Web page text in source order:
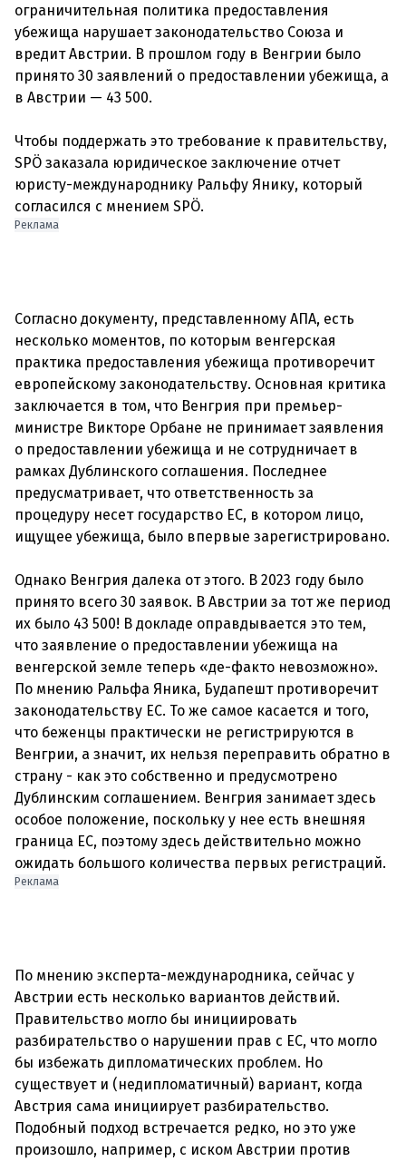
ограничительная политика предоставления
убежища нарушает законодательство Союза и
вредит Австрии. В прошлом году в Венгрии было
принято 30 заявлений о предоставлении убежища, а
в Австрии — 43 500.
Чтобы поддержать это требование к правительству,
SPÖ заказала юридическое заключение отчет
юристу-международнику Ральфу Янику, который
Реклама
Согласно документу, представленному АПА, есть
несколько моментов, по которым венгерская
практика предоставления убежища противоречит
европейскому законодательству. Основная критика
заключается в том, что Венгрия при премьер-
министре Викторе Орбане не принимает заявления
о предоставлении убежища и не сотрудничает в
рамках Дублинского соглашения. Последнее
предусматривает, что ответственность за
процедуру несет государство ЕС, в котором лицо,
ищущее убежища, было впервые зарегистрировано.
Однако Венгрия далека от этого. В 2023 году было
принято всего 30 заявок. В Австрии за тот же период
их было 43 500! В докладе оправдывается это тем,
что заявление о предоставлении убежища на
венгерской земле теперь «де-факто невозможно».
По мнению Ральфа Яника, Будапешт противоречит
законодательству ЕС. То же самое касается и того,
что беженцы практически не регистрируются в
Венгрии, а значит, их нельзя переправить обратно в
страну - как это собственно и предусмотрено
Дублинским соглашением. Венгрия занимает здесь
особое положение, поскольку у нее есть внешняя
граница ЕС, поэтому здесь действительно можно
Реклама
По мнению эксперта-международника, сейчас у
Австрии есть несколько вариантов действий.
Правительство могло бы инициировать
разбирательство о нарушении прав с ЕС, что могло
бы избежать дипломатических проблем. Но
существует и (недипломатичный) вариант, когда
Австрия сама инициирует разбирательство.
Подобный подход встречается редко, но это уже
произошло, например, с иском Австрии против